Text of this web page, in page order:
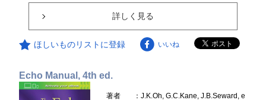
詳しく見る
ほしいものリストに登録 いいね
Echo Manual, 4th ed.
著者
：J.K.Oh, G.C.Kane, J.B.Seward, e